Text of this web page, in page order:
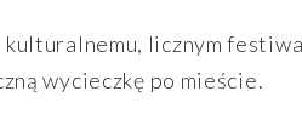
licznym
wycieczkę po mieście.